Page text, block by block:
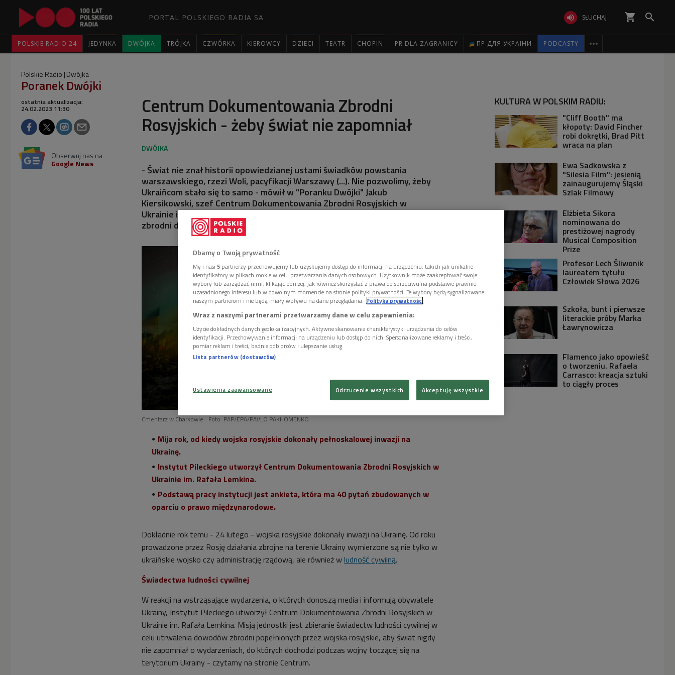
PORTAL POLSKIEGO RADIA SA  SŁUCHAJ shopping_cart 
POLSKIE RADIO 24 JEDYNKA DWÓJKA TRÓJKA CZWÓRKA KIEROWCY DZIECI TEATR CHOPIN PR DLA ZAGRANICY ПР ДЛЯ УКРАЇНИ PODCASTY 
Polskie Radio Dwójka
Poranek Dwójki
Centrum Dokumentowania Zbrodni
Rosyjskich - żeby świat nie zapomniał
ostatnia aktualizacja:
24.02.2023 11:30
Obserwuj nas na
Google News
- Świat nie znał historii opowiedzianej ustami świadków powstania
warszawskiego, rzezi Woli, pacyfikacji Warszawy (...). Nie pozwolimy, żeby
Ukraińcom stało się to samo - mówił w "Poranku Dwójki" Jakub
Kiersikowski, szef Centrum Dokumentowania Zbrodni Rosyjskich w
Ukrainie im. Rafała Lemkina, które gromadzi relacje i świadectwa skali
zbrodni dokonywanych przez Rosjan.
Cmentarz w Charkowie Foto: PAP/EPA/PAVLO PAKHOMENKO
Mija rok, od kiedy wojska rosyjskie dokonały pełnoskalowej inwazji na
Ukrainę.
Instytut Pileckiego utworzył Centrum Dokumentowania Zbrodni Rosyjskich w
Ukrainie im. Rafała Lemkina.
Podstawą pracy instytucji jest ankieta, która ma 40 pytań zbudowanych w
oparciu o prawo międzynarodowe.
Dokładnie rok temu - 24 lutego - wojska rosyjskie dokonały inwazji na Ukrainę. Od roku
prowadzone przez Rosję działania zbrojne na terenie Ukrainy wymierzone są nie tylko w
ukraińskie wojsko czy administrację rządową, ale również wludność cywilną.
Świadectwa ludności cywilnej
W reakcji na wstrząsające wydarzenia, o których donoszą media i informują obywatele
Ukrainy, Instytut Pileckiego utworzył Centrum Dokumentowania Zbrodni Rosyjskich w
Ukrainie im. Rafała Lemkina. Misją jednostki jest zbieranie świadectw ludności cywilnej w
celu utrwalenia dowodów zbrodni popełnionych przez wojska rosyjskie, aby świat nigdy
nie zapomniał o wydarzeniach, do których dochodzi podczas wojny toczącej się na
terytorium Ukrainy - czytamy na stronie Centrum.
KULTURA W POLSKIM RADIU:
"Cliff Booth" ma
kłopoty: David Fincher
robi dokrętki, Brad Pitt
wraca na plan
Ewa Sadkowska z
"Silesia Film": jesienią
zainaugurujemy Śląski
Szlak Filmowy
Elżbieta Sikora
nominowana do
prestiżowej nagrody
Musical Composition
Prize
Profesor Lech Śliwonik
laureatem tytułu
Człowiek Słowa 2026
Szkoła, bunt i pierwsze
literackie próby Marka
Ławrynowicza
Flamenco jako opowieść
o tworzeniu. Rafaela
Carrasco: kreacja sztuki
to ciągły proces
Dbamy o Twoją prywatność
My i nasi 5 partnerzy przechowujemy lub uzyskujemy dostęp do informacji na urządzeniu, takich jak unikalne
identyfikatory w plikach cookie w celu przetwarzania danych osobowych. Użytkownik może zaakceptować swoje
wybory lub zarządzać nimi, klikając poniżej, jak również skorzystać z prawa do sprzeciwu na podstawie prawnie
uzasadnionego interesu lub w dowolnym momencie na stronie polityki prywatności. Te wybory będą sygnalizowane
naszym partnerom i nie będą miały wpływu na dane przeglądania. Polityka prywatności
Wraz z naszymi partnerami przetwarzamy dane w celu zapewnienia:
Użycie dokładnych danych geolokalizacyjnych. Aktywne skanowanie charakterystyki urządzenia do celów
identyfikacji. Przechowywanie informacji na urządzeniu lub dostęp do nich. Spersonalizowane reklamy i treści,
pomiar reklam i treści, badnie odbiorców i ulepszanie usług.
Lista partnerów (dostawców)
Ustawienia zaawansowane Odrzucenie wszystkich Akceptuję wszystkie